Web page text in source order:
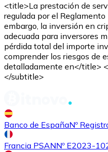
<title>La prestación de
regulada por el
embargo, la inversión en
adecuada para inversores
pérdida total del importe
comprender los riesgos de
detalladamente en</title>
</subtitle>
Banco de EspañaNº
Francia PSANNº E2023-